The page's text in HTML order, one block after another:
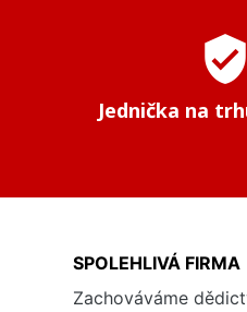
verified_user
Jednička na
SPOLEHLIVÁ FIRMA
Zachováváme